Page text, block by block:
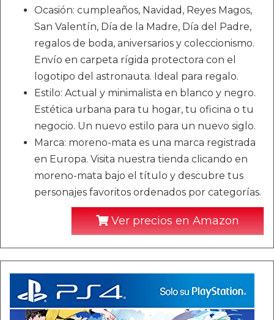
Ocasión: cumpleaños, Navidad, Reyes Magos,
San Valentín, Día de la Madre, Día del Padre,
regalos de boda, aniversarios y coleccionismo.
Envío en carpeta rígida protectora con el
logotipo del astronauta. Ideal para regalo.
Estilo: Actual y minimalista en blanco y negro.
Estética urbana para tu hogar, tu oficina o tu
negocio. Un nuevo estilo para un nuevo siglo.
Marca: moreno-mata es una marca registrada
en Europa. Visita nuestra tienda clicando en
moreno-mata bajo el título y descubre tus
personajes favoritos ordenados por categorías.
Ver precios en Amazon